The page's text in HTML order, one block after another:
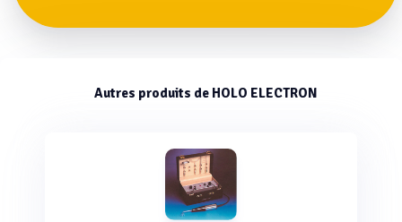
Autres produits de HOLO ELECTRON